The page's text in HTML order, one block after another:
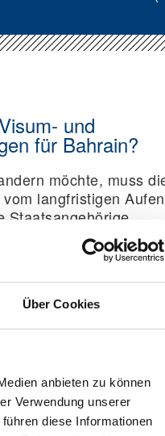
Über Cookies
anbieten zu können
Verwendung unserer
diese Informationen
und
für Bahrain?
möchte, muss
langfristigen
Staatsangehörige
immer ein Visum.
über das offizielle E-
bzw. Residency-
Ja